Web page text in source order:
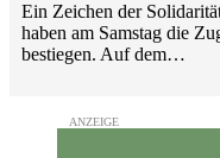
Ein Zeichen der
haben am Samstag die
bestiegen. Auf dem…